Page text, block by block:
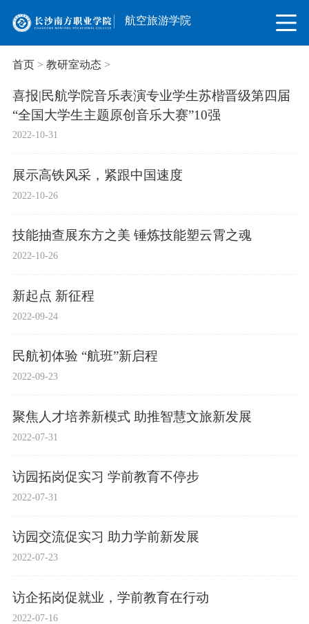
航空旅游学院
首页> 教研室动态>
喜报|民航学院音乐表演专业学生苏楷晋级第四届
“全国大学生主题原创音乐大赛”10强
2022-10-31
展示高铁风采，紧跟中国速度
2022-10-26
技能抽查展东方之美 锤炼技能塑云霄之魂
2022-10-26
新起点 新征程
2022-09-24
民航初体验 “航班”新启程
2022-09-23
聚焦人才培养新模式 助推智慧文旅新发展
2022-07-31
访园拓岗促实习 学前教育不停步
2022-07-31
访园交流促实习 助力学前新发展
2022-07-23
访企拓岗促就业，学前教育在行动
2022-07-16